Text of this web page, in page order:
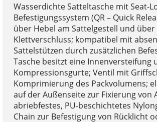
Wasserdichte Satteltasche mit Seat-
Befestigungssystem (QR – Quick
über Hebel am Sattelgestell und
Klettverschluss; kompatibel mit
Sattelstützen durch zusätzlichen
Tasche besitzt eine Innenversteifung
Kompressionsgurte; Ventil mit
Komprimierung des Packvolumens;
auf der Außenseite zur Fixierung von
abriebfestes, PU-beschichtetes
Chain zur Befestigung von Rücklicht